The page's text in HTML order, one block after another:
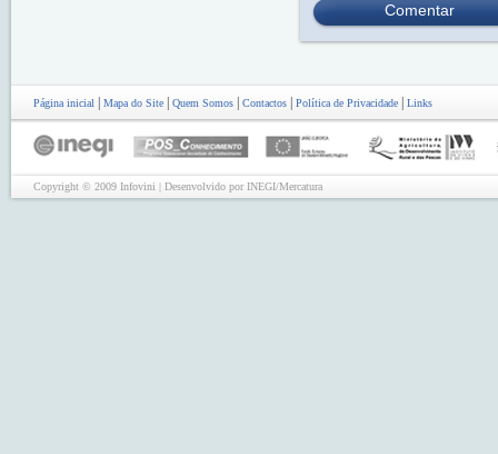
Comentar
Página inicial | Mapa do Site | Quem Somos | Contactos | Política de Privacidade | Links
Copyright © 2009 Infovini | Desenvolvido por INEGI/Mercatura